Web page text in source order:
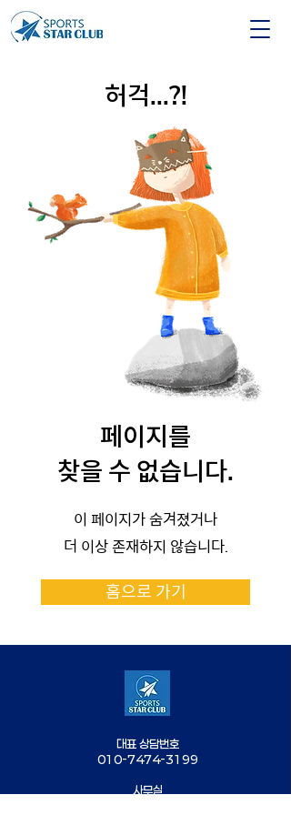
허걱...?!
페이지를
찾을 수 없습니다.
이 페이지가 숨겨졌거나
더 이상 존재하지 않습니다.
홈으로 가기
대표 상담번호
010-7474-3199
사무실